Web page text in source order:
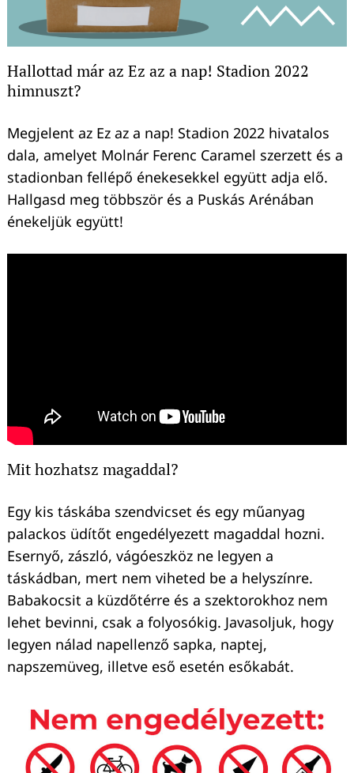
Hallottad már az Ez az a nap! Stadion 2022
himnuszt?
Megjelent az Ez az a nap! Stadion 2022 hivatalos
dala, amelyet Molnár Ferenc Caramel szerzett és a
stadionban fellépő énekesekkel együtt adja elő.
Hallgasd meg többször és a Puskás Arénában
énekeljük együtt!
Mit hozhatsz magaddal?
Egy kis táskába szendvicset és egy műanyag
palackos üdítőt engedélyezett magaddal hozni.
Esernyő, zászló, vágóeszköz ne legyen a
táskádban, mert nem viheted be a helyszínre.
Babakocsit a küzdőtérre és a szektorokhoz nem
lehet bevinni, csak a folyosókig. Javasoljuk, hogy
legyen nálad napellenző sapka, naptej,
napszemüveg, illetve eső esetén esőkabát.
Keresés: